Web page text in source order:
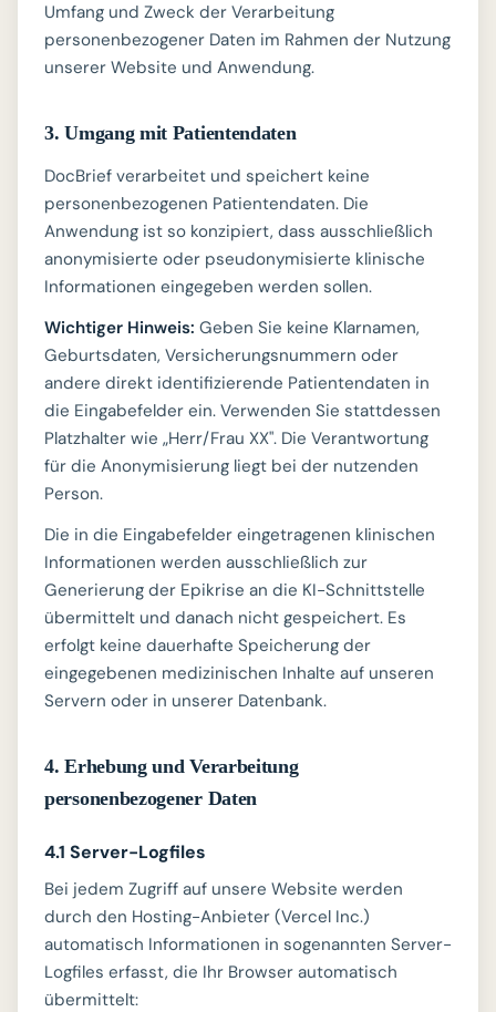
Umfang und Zweck der Verarbeitung
personenbezogener Daten im Rahmen der Nutzung
unserer Website und Anwendung.
3. Umgang mit Patientendaten
DocBrief verarbeitet und speichert keine
personenbezogenen Patientendaten. Die
Anwendung ist so konzipiert, dass ausschließlich
anonymisierte oder pseudonymisierte klinische
Informationen eingegeben werden sollen.
Wichtiger Hinweis: Geben Sie keine Klarnamen,
Geburtsdaten, Versicherungsnummern oder
andere direkt identifizierende Patientendaten in
die Eingabefelder ein. Verwenden Sie stattdessen
Platzhalter wie „Herr/Frau XX". Die Verantwortung
für die Anonymisierung liegt bei der nutzenden
Person.
Die in die Eingabefelder eingetragenen klinischen
Informationen werden ausschließlich zur
Generierung der Epikrise an die KI-Schnittstelle
übermittelt und danach nicht gespeichert. Es
erfolgt keine dauerhafte Speicherung der
eingegebenen medizinischen Inhalte auf unseren
Servern oder in unserer Datenbank.
4. Erhebung und Verarbeitung
personenbezogener Daten
4.1 Server-Logfiles
Bei jedem Zugriff auf unsere Website werden
durch den Hosting-Anbieter (Vercel Inc.)
automatisch Informationen in sogenannten Server-
Logfiles erfasst, die Ihr Browser automatisch
übermittelt: